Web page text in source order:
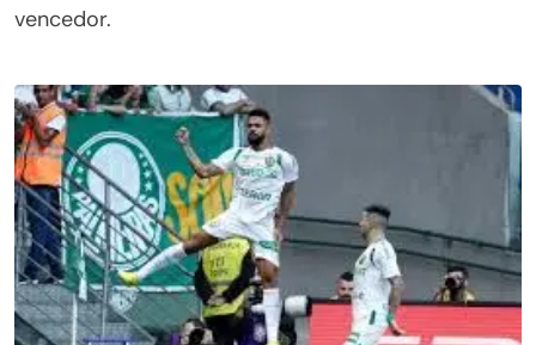
vencedor.